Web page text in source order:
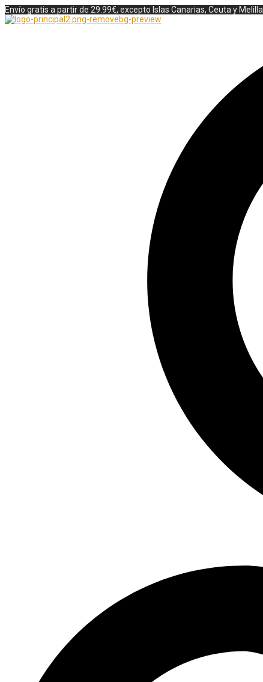
Envío gratis a partir de 29.99€, excepto Islas Canarias, Ceuta y Melilla.